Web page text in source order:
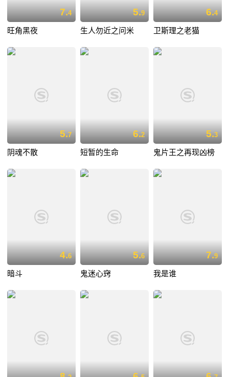
7.4
旺角黑夜
5.9
生人勿近之问米
6.4
卫斯理之老猫
5.7
阴魂不散
6.2
短暂的生命
5.3
鬼片王之再现凶榜
4.6
暗斗
5.6
鬼迷心窍
7.9
我是谁